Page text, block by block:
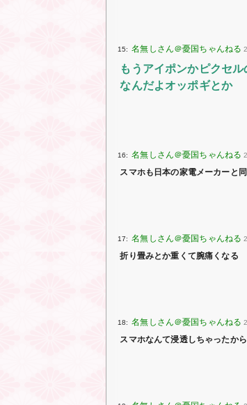
15:
もうアイポンかピクセル
なんだよオッポギとか
16:
スマホも日本の家電メーカーと
17:
折り畳みとか重くて腕痛くなる
18:
スマホなんて浸透しちゃったか